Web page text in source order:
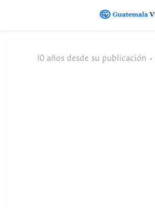
10 años desde su publicación